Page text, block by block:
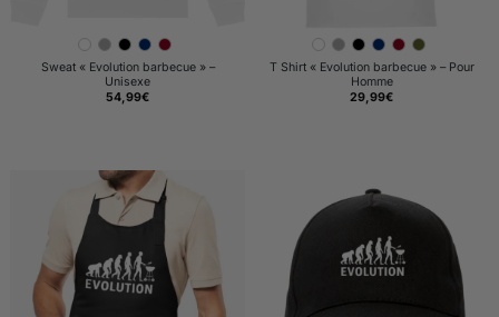
Sweat « Evolution barbecue » –
Unisexe
54,99€
T Shirt « Evolution barbecue » – Pour
Homme
29,99€